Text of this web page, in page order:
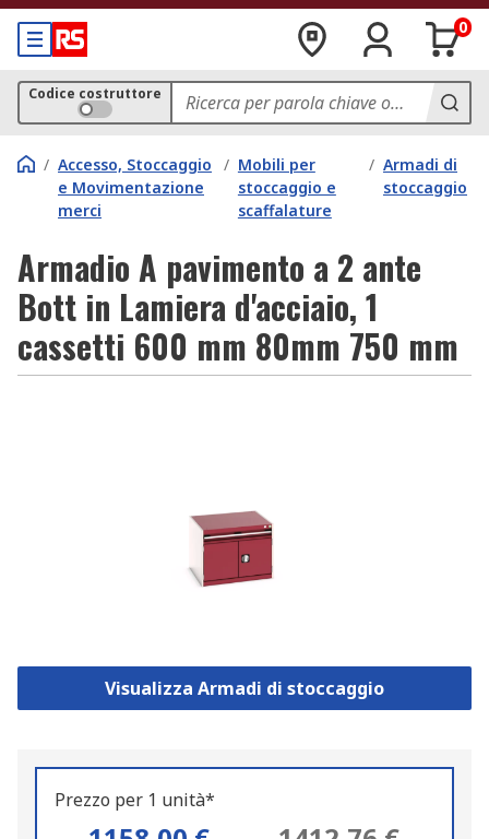
0
Codice costruttore
/ Accesso, Stoccaggio
e Movimentazione
merci
/ Mobili per
stoccaggio e
scaffalature
/ Armadi di
stoccaggio
Armadio A pavimento a 2 ante
Bott in Lamiera d'acciaio, 1
cassetti 600 mm 80mm 750 mm
Visualizza Armadi di stoccaggio
Prezzo per 1 unità*